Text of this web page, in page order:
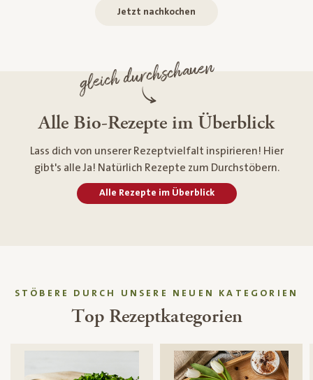
Jetzt nachkochen
gleich durchschauen
Alle Bio-Rezepte im Überblick
Lass dich von unserer Rezeptvielfalt inspirieren! Hier
gibt's alle Ja! Natürlich Rezepte zum Durchstöbern.
Alle Rezepte im Überblick
STÖBERE DURCH UNSERE NEUEN KATEGORIEN
Top Rezeptkategorien